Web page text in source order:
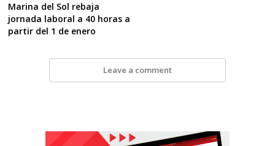
Marina del Sol rebaja
jornada laboral a 40 horas a
partir del 1 de enero
Leave a comment